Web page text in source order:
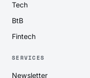
Tech
BtB
Fintech
SERVICES
Newsletter